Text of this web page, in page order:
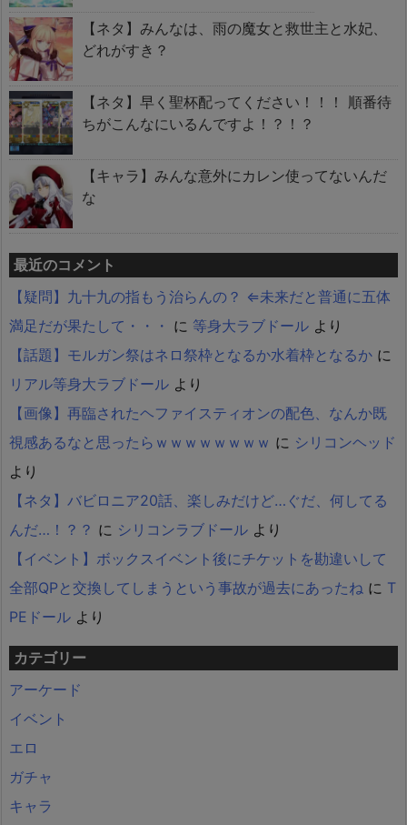
【ネタ】みんなは、雨の魔女と救世主と水妃、
どれがすき？
【ネタ】早く聖杯配ってください！！！ 順番待
ちがこんなにいるんですよ！？！？
【キャラ】みんな意外にカレン使ってないんだ
な
最近のコメント
【疑問】九十九の指もう治らんの？ ⇐未来だと普通に五体
満足だが果たして・・・ に 等身大ラブドール より
【話題】モルガン祭はネロ祭枠となるか水着枠となるか に
リアル等身大ラブドール より
【画像】再臨されたヘファイスティオンの配色、なんか既
視感あるなと思ったらｗｗｗｗｗｗｗｗ に シリコンヘッド
より
【ネタ】バビロニア20話、楽しみだけど…ぐだ、何してる
んだ…！？？ に シリコンラブドール より
【イベント】ボックスイベント後にチケットを勘違いして
全部QPと交換してしまうという事故が過去にあったね に T
PEドール より
カテゴリー
アーケード
イベント
エロ
ガチャ
キャラ